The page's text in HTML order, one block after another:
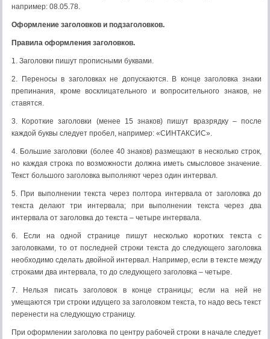
например: 08.05.78.
Оформление заголовков и подзаголовков.
Правила оформления заголовков.
1. Заголовки пишут прописными буквами.
2. Переносы в заголовках не допускаются. В конце заголовка знаки
препинания, кроме восклицательного и вопросительного знаков, не
ставятся.
3. Короткие заголовки (менее 15 знаков) пишут вразрядку – после
каждой буквы следует пробел, например: «СИНТАКСИС».
4. Большие заголовки (более 40 знаков) размещают в несколько строк,
но каждая строка по возможности должна иметь смысловое значение.
Текст большого заголовка выполняют через один интервал.
5. При выполнении текста через полтора интервала от заголовка до
текста делают три интервала; при выполнении текста через два
интервала от заголовка до текста – четыре интервала.
6. Если на одной странице пишут несколько коротких текста с
заголовками, то от последней строки текста до следующего заголовка
необходимо сделать двойной интервал. Например, если в тексте между
строками два интервала, то до следующего заголовка – четыре.
7. Нельзя писать заголовок в конце страницы; если на ней не
умещаются три строки идущего за заголовком текста, то надо весь текст
перенести на следующую страницу.
При оформлении заголовка по центру рабочей строки в начале следует